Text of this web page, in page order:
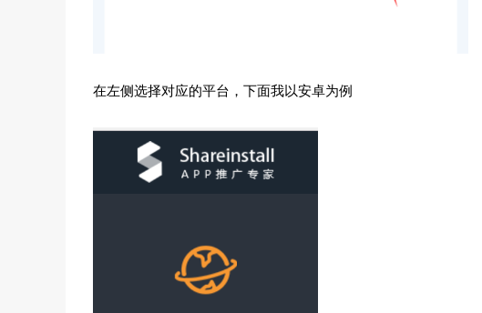
在左侧选择对应的平台，下面我以安卓为例